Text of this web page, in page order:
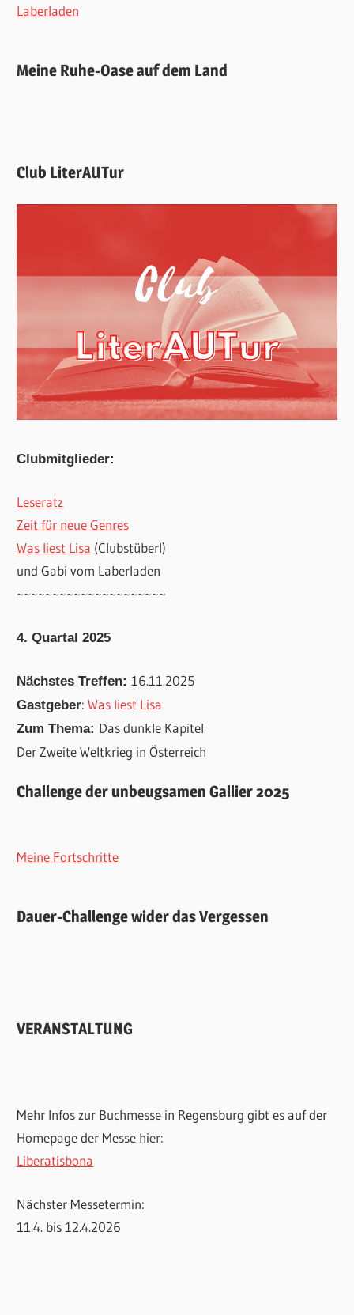
Laberladen
Meine Ruhe-Oase auf dem Land
Club LiterAUTur
Clubmitglieder:
Leseratz
Zeit für neue Genres
Was liest Lisa (Clubstüberl)
und Gabi vom Laberladen
~~~~~~~~~~~~~~~~~~~~~
4. Quartal 2025
Nächstes Treffen:16.11.2025
Gastgeber:Was liest Lisa
Zum Thema: Das dunkle Kapitel
Der Zweite Weltkrieg in Österreich
Challenge der unbeugsamen Gallier 2025
Meine Fortschritte
Dauer-Challenge wider das Vergessen
VERANSTALTUNG
Mehr Infos zur Buchmesse in Regensburg gibt es auf der
Homepage der Messe hier:
Liberatisbona
Nächster Messetermin:
11.4. bis 12.4.2026